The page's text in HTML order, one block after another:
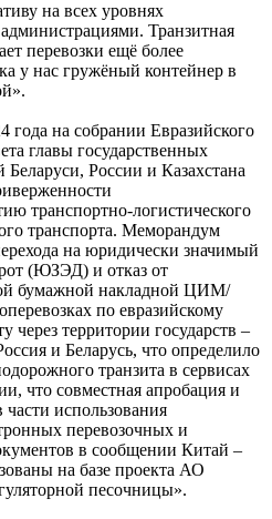
на всех уровнях
Транзитная
перевозки ещё более
у нас гружёный контейнер в
года на собрании Евразийского
главы государственных
России и Казахстана
транспортно-логистического
транспорта. Меморандум
на юридически значимый
(ЮЗЭД) и отказ от
бумажной накладной ЦИМ/
по евразийскому
территории государств –
и Беларусь, что определило
транзита в сервисах
что совместная апробация и
использования
перевозочных и
в сообщении Китай –
на базе проекта АО
песочницы».